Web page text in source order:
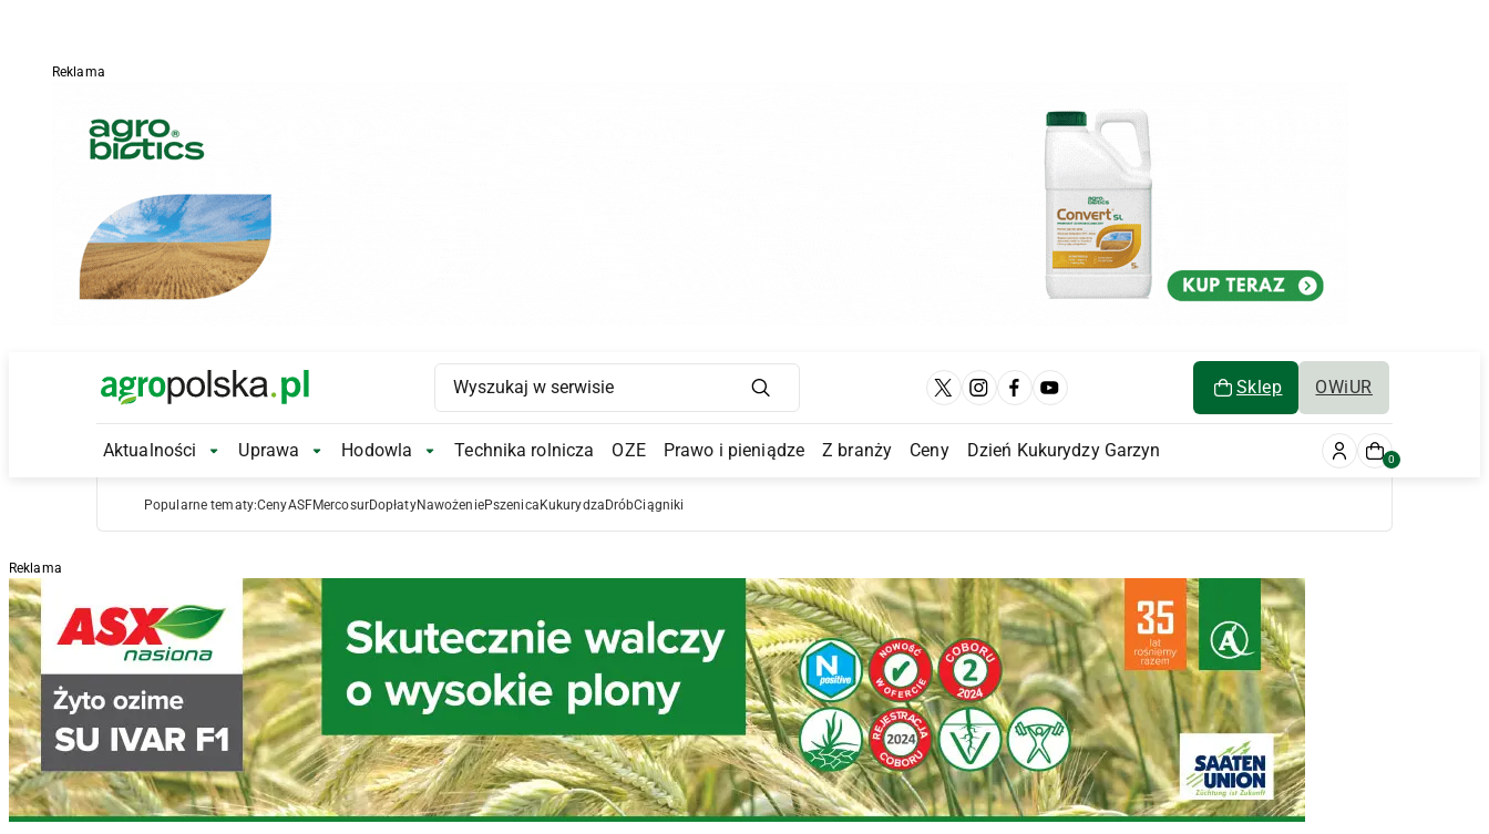
Reklama
Main Logo Sklep OWiUR
Main Navigation
Aktualności Aktualności Submenu
Uprawa Uprawa Submenu
Hodowla Hodowla Submenu
Technika rolnicza OZE Prawo i pieniądze Z branży Ceny Dzień Kukurydzy Garzyn 0
Popularne tematy:CenyASFMercosurDopłatyNawożeniePszenica Kukurydza DróbCiągniki
Reklama